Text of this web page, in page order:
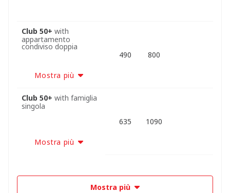
Club 50+ with
appartamento
condiviso doppia
Mostra più
Club 50+ with famiglia
singola
Mostra più
490 800
635 1090
Mostra più